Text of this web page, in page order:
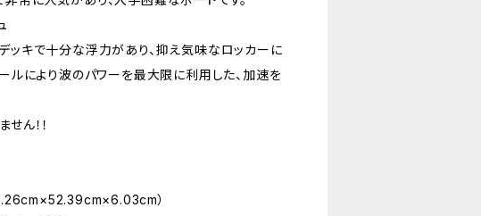
ッキで十分な浮力があり、抑え気味なロッカーに
ルにより波のパワーを最大限に利用した、加速を
ん！！
）